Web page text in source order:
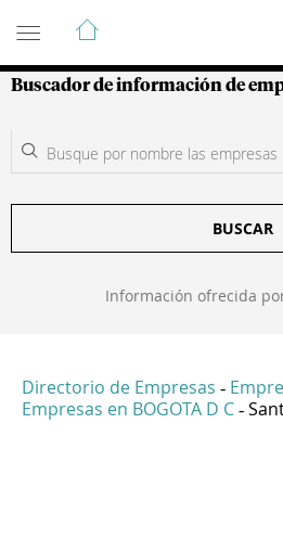
Guía de Empresas
Buscador de información de
BUSCAR
Información ofrecida
Directorio de Empresas -
Empresas en BOGOTA D C -